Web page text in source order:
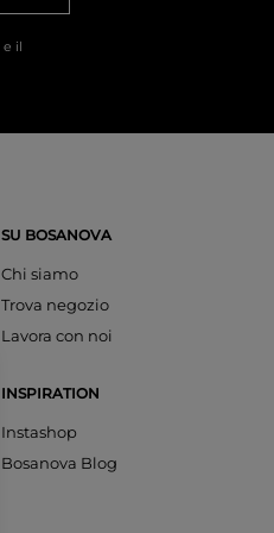
e il
SU BOSANOVA
Chi siamo
Trova negozio
Lavora con noi
INSPIRATION
Instashop
Bosanova Blog